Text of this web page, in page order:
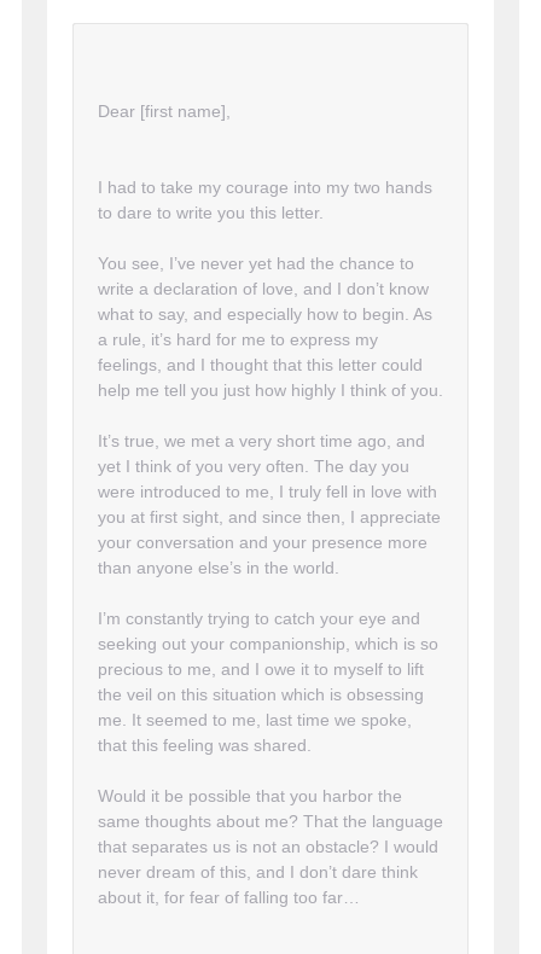
Dear [first name],
I had to take my courage into my two hands
to dare to write you this letter.
You see, I’ve never yet had the chance to
write a declaration of love, and I don’t know
what to say, and especially how to begin. As
a rule, it’s hard for me to express my
feelings, and I thought that this letter could
help me tell you just how highly I think of you.
It’s true, we met a very short time ago, and
yet I think of you very often. The day you
were introduced to me, I truly fell in love with
you at first sight, and since then, I appreciate
your conversation and your presence more
than anyone else’s in the world.
I’m constantly trying to catch your eye and
seeking out your companionship, which is so
precious to me, and I owe it to myself to lift
the veil on this situation which is obsessing
me. It seemed to me, last time we spoke,
that this feeling was shared.
Would it be possible that you harbor the
same thoughts about me? That the language
that separates us is not an obstacle? I would
never dream of this, and I don’t dare think
about it, for fear of falling too far…